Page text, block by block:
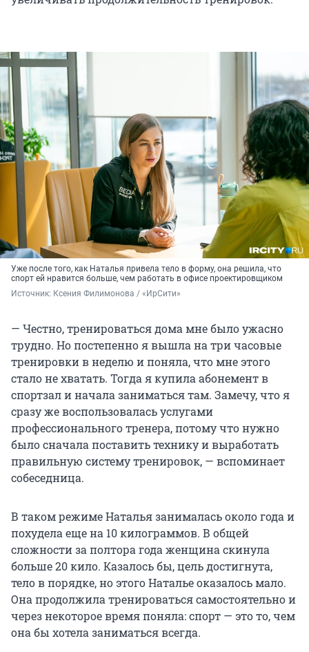
Уже после того, как Наталья привела тело в форму, она решила, что
спорт ей нравится больше, чем работать в офисе проектировщиком
Источник: Ксения Филимонова / «ИрСити»
— Честно, тренироваться дома мне было ужасно
трудно. Но постепенно я вышла на три часовые
тренировки в неделю и поняла, что мне этого
стало не хватать. Тогда я купила абонемент в
спортзал и начала заниматься там. Замечу, что я
сразу же воспользовалась услугами
профессионального тренера, потому что нужно
было сначала поставить технику и выработать
правильную систему тренировок, — вспоминает
собеседница.
В таком режиме Наталья занималась около года и
похудела еще на 10 килограммов. В общей
сложности за полтора года женщина скинула
больше 20 кило. Казалось бы, цель достигнута,
тело в порядке, но этого Наталье оказалось мало.
Она продолжила тренироваться самостоятельно и
через некоторое время поняла: спорт — это то, чем
она бы хотела заниматься всегда.